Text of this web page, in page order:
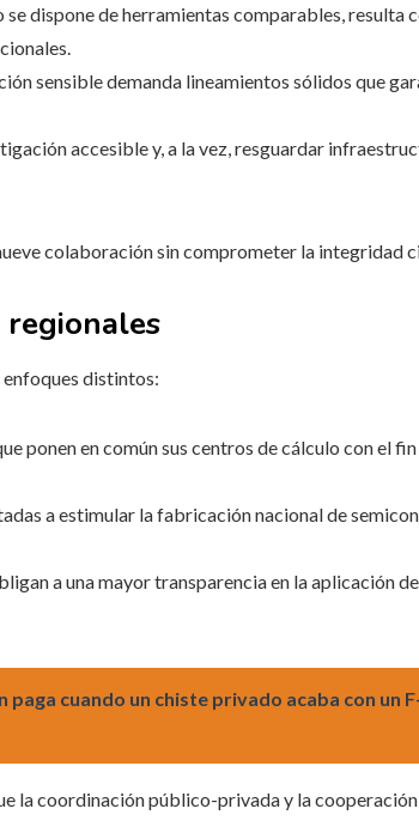
se dispone de herramientas comparables, resulta
sensible demanda lineamientos sólidos que
accesible y, a la vez, resguardar
colaboración sin comprometer la integridad
regionales
enfoques distintos:
ponen en común sus centros de cálculo con el
a estimular la fabricación nacional de
a una mayor transparencia en la aplicación
paga cuando un chiste privado acaba con un
la coordinación público-privada y la